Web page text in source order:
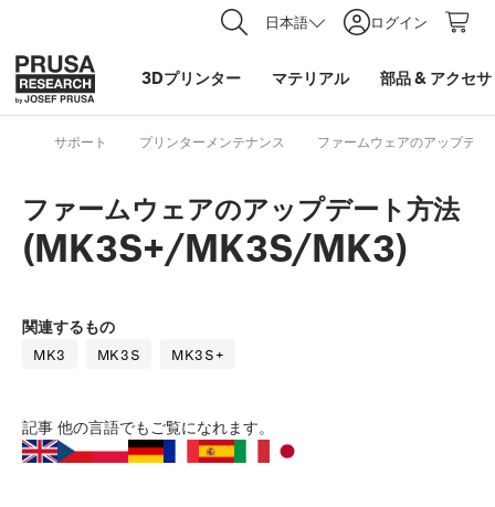
日本語 ログイン
3Dプリンター マテリアル 部品& アクセ
サポート プリンターメンテナンス ファームウェアのアップデ
ファームウェアのアップデート方法
(MK3S+/MK3S/MK3)
関連するもの
MK3 MK3S MK3S+
記事 他の言語でもご覧になれます。